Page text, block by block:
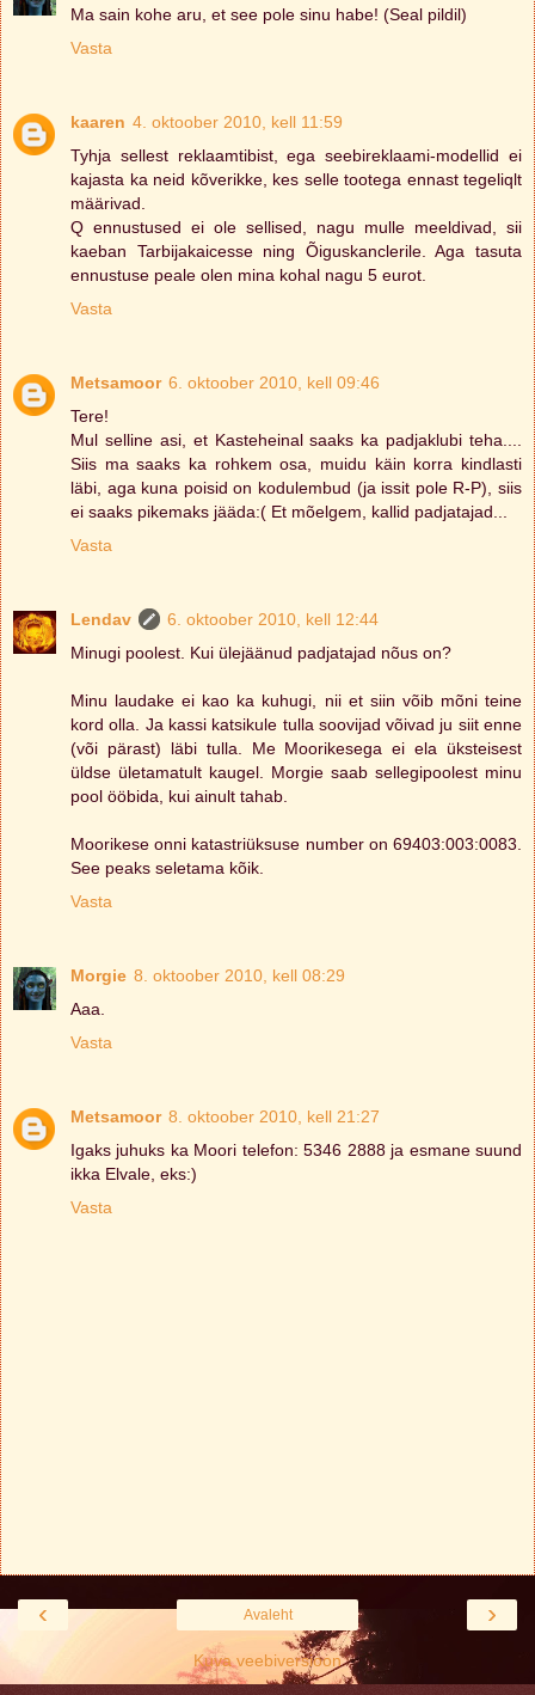
Ma sain kohe aru, et see pole sinu habe! (Seal pildil)
Vasta
kaaren 4. oktoober 2010, kell 11:59
Tyhja sellest reklaamtibist, ega seebireklaami-modellid ei
kajasta ka neid kõverikke, kes selle tootega ennast tegeliqlt
määrivad.
Q ennustused ei ole sellised, nagu mulle meeldivad, sii
kaeban Tarbijakaicesse ning Õiguskanclerile. Aga tasuta
ennustuse peale olen mina kohal nagu 5 eurot.
Vasta
Metsamoor 6. oktoober 2010, kell 09:46
Tere!
Mul selline asi, et Kasteheinal saaks ka padjaklubi teha....
Siis ma saaks ka rohkem osa, muidu käin korra kindlasti
läbi, aga kuna poisid on kodulembud (ja issit pole R-P), siis
ei saaks pikemaks jääda:( Et mõelgem, kallid padjatajad...
Vasta
Lendav
6. oktoober 2010, kell 12:44
Minugi poolest. Kui ülejäänud padjatajad nõus on?
Minu laudake ei kao ka kuhugi, nii et siin võib mõni teine
kord olla. Ja kassi katsikule tulla soovijad võivad ju siit enne
(või pärast) läbi tulla. Me Moorikesega ei ela üksteisest
üldse ületamatult kaugel. Morgie saab sellegipoolest minu
pool ööbida, kui ainult tahab.
Moorikese onni katastriüksuse number on 69403:003:0083.
See peaks seletama kõik.
Vasta
Morgie 8. oktoober 2010, kell 08:29
Aaa.
Vasta
Metsamoor 8. oktoober 2010, kell 21:27
Igaks juhuks ka Moori telefon: 5346 2888 ja esmane suund
ikka Elvale, eks:)
Vasta
‹ ›
Avaleht
Kuva veebiversioon